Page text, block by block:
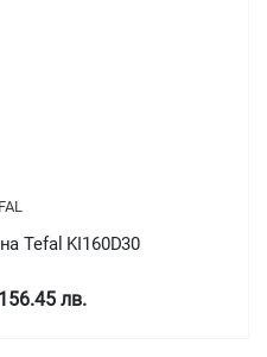
Tefal KI160D30
лв.